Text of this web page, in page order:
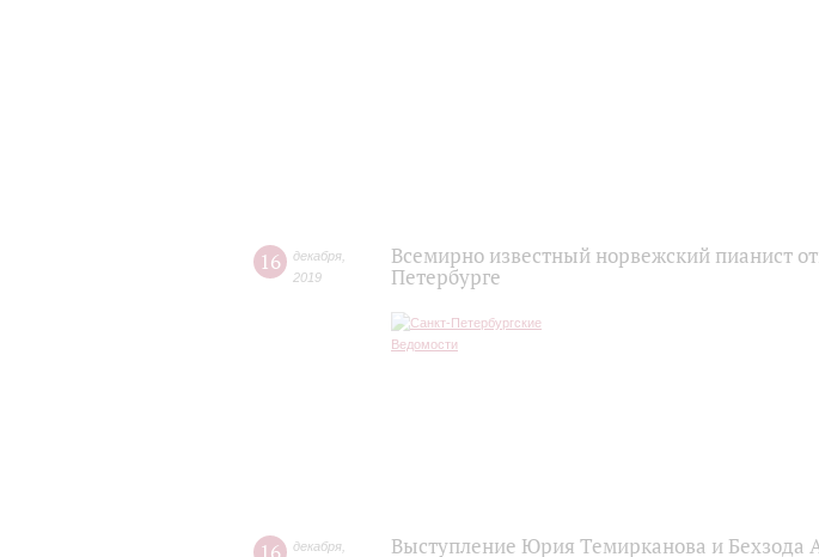
16 декабря
2019
Всемирно известный норвежский пианист
Петербурге
декабря
Выступление Юрия Темирканова и Бехзода